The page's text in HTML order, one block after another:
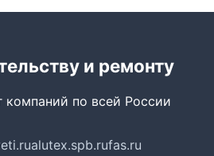
и ремонту
компаний по всей России
alutex.spb.rufas.ru